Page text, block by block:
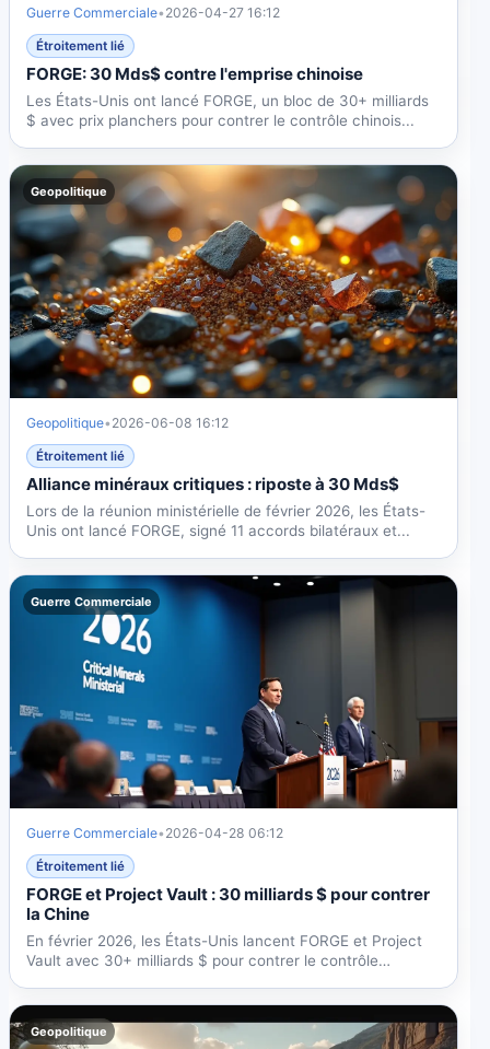
Guerre Commerciale• 2026-04-27 16:12
Étroitement lié
FORGE: 30 Mds$ contre l'emprise chinoise
Les États-Unis ont lancé FORGE, un bloc de 30+ milliards
$ avec prix planchers pour contrer le contrôle chinois...
Geopolitique
Geopolitique• 2026-06-08 16:12
Étroitement lié
Alliance minéraux critiques : riposte à 30 Mds$
Lors de la réunion ministérielle de février 2026, les États-
Unis ont lancé FORGE, signé 11 accords bilatéraux et...
Guerre Commerciale
Guerre Commerciale• 2026-04-28 06:12
Étroitement lié
FORGE et Project Vault : 30 milliards $ pour contrer
la Chine
En février 2026, les États-Unis lancent FORGE et Project
Vault avec 30+ milliards $ pour contrer le contrôle
Geopolitique